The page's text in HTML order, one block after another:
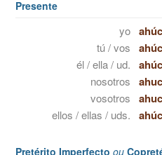
Presente
yo
tú / vos
él / ella / ud.
nosotros
vosotros
ellos / ellas / uds.
Pretérito Imperfecto ou